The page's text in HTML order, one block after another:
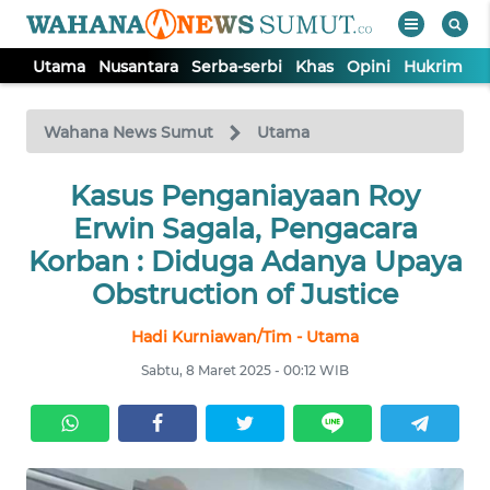
Utama Nusantara Serba-serbi Khas Opini Hukrim
Wahana News Sumut Utama
Kasus Penganiayaan Roy
Erwin Sagala, Pengacara
Korban : Diduga Adanya Upaya
Obstruction of Justice
Hadi Kurniawan/Tim - Utama
Sabtu, 8 Maret 2025 - 00:12 WIB
TV
Tutup
UTAMA
NUSANTARA
KHAS